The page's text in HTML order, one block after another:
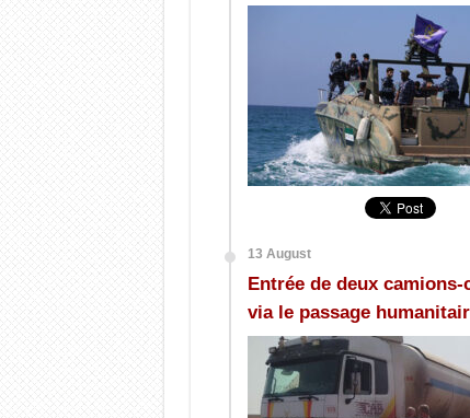
13 August
Entrée de deux
via le passage